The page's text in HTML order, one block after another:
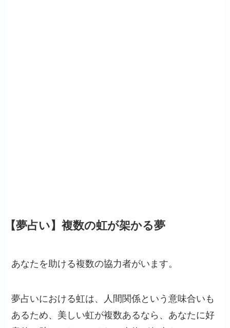
【夢占い】複数の虹が架かる夢
あなたを助ける複数の協力者がいます。
夢占いにおける虹は、人間関係という意味合いも
あるため、美しい虹が複数あるなら、あなたに好